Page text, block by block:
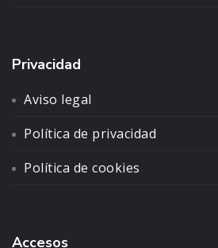
Privacidad
Aviso legal
Política de privacidad
Política de cookies
Accesos